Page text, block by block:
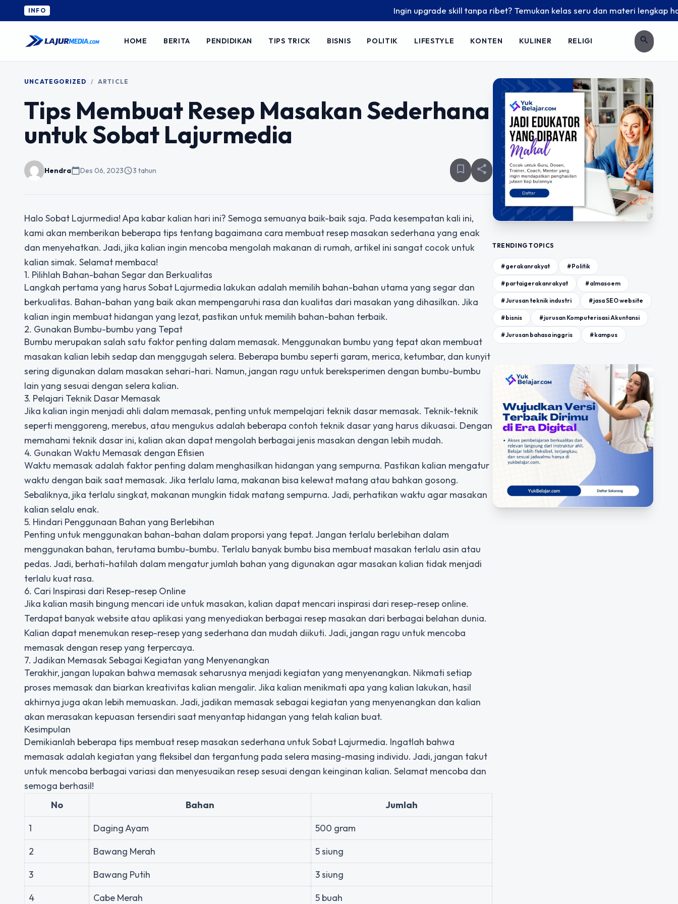
INFO Ingin upgrade skill tanpa ribet? Temukan kelas seru dan materi lengkap hanya
HOME BERITA PENDIDIKAN TIPS TRICK BISNIS POLITIK LIFESTYLE KONTEN KULINER RELIGI search
UNCATEGORIZED / ARTICLE
Tips Membuat Resep Masakan Sederhana
untuk Sobat Lajurmedia
Hendracalendar_todayDes 06, 2023schedule3 tahun bookmark_border share
Halo Sobat Lajurmedia! Apa kabar kalian hari ini? Semoga semuanya baik-baik saja. Pada kesempatan kali ini,
kami akan memberikan beberapa tips tentang bagaimana cara membuat resep masakan sederhana yang enak
dan menyehatkan. Jadi, jika kalian ingin mencoba mengolah makanan di rumah, artikel ini sangat cocok untuk
kalian simak. Selamat membaca!
1. Pilihlah Bahan-bahan Segar dan Berkualitas
Langkah pertama yang harus Sobat Lajurmedia lakukan adalah memilih bahan-bahan utama yang segar dan
berkualitas. Bahan-bahan yang baik akan mempengaruhi rasa dan kualitas dari masakan yang dihasilkan. Jika
kalian ingin membuat hidangan yang lezat, pastikan untuk memilih bahan-bahan terbaik.
2. Gunakan Bumbu-bumbu yang Tepat
Bumbu merupakan salah satu faktor penting dalam memasak. Menggunakan bumbu yang tepat akan membuat
masakan kalian lebih sedap dan menggugah selera. Beberapa bumbu seperti garam, merica, ketumbar, dan kunyit
sering digunakan dalam masakan sehari-hari. Namun, jangan ragu untuk bereksperimen dengan bumbu-bumbu
lain yang sesuai dengan selera kalian.
3. Pelajari Teknik Dasar Memasak
Jika kalian ingin menjadi ahli dalam memasak, penting untuk mempelajari teknik dasar memasak. Teknik-teknik
seperti menggoreng, merebus, atau mengukus adalah beberapa contoh teknik dasar yang harus dikuasai. Dengan
memahami teknik dasar ini, kalian akan dapat mengolah berbagai jenis masakan dengan lebih mudah.
4. Gunakan Waktu Memasak dengan Efisien
Waktu memasak adalah faktor penting dalam menghasilkan hidangan yang sempurna. Pastikan kalian mengatur
waktu dengan baik saat memasak. Jika terlalu lama, makanan bisa kelewat matang atau bahkan gosong.
Sebaliknya, jika terlalu singkat, makanan mungkin tidak matang sempurna. Jadi, perhatikan waktu agar masakan
kalian selalu enak.
5. Hindari Penggunaan Bahan yang Berlebihan
Penting untuk menggunakan bahan-bahan dalam proporsi yang tepat. Jangan terlalu berlebihan dalam
menggunakan bahan, terutama bumbu-bumbu. Terlalu banyak bumbu bisa membuat masakan terlalu asin atau
pedas. Jadi, berhati-hatilah dalam mengatur jumlah bahan yang digunakan agar masakan kalian tidak menjadi
terlalu kuat rasa.
6. Cari Inspirasi dari Resep-resep Online
Jika kalian masih bingung mencari ide untuk masakan, kalian dapat mencari inspirasi dari resep-resep online.
Terdapat banyak website atau aplikasi yang menyediakan berbagai resep masakan dari berbagai belahan dunia.
Kalian dapat menemukan resep-resep yang sederhana dan mudah diikuti. Jadi, jangan ragu untuk mencoba
memasak dengan resep yang terpercaya.
7. Jadikan Memasak Sebagai Kegiatan yang Menyenangkan
Terakhir, jangan lupakan bahwa memasak seharusnya menjadi kegiatan yang menyenangkan. Nikmati setiap
proses memasak dan biarkan kreativitas kalian mengalir. Jika kalian menikmati apa yang kalian lakukan, hasil
akhirnya juga akan lebih memuaskan. Jadi, jadikan memasak sebagai kegiatan yang menyenangkan dan kalian
akan merasakan kepuasan tersendiri saat menyantap hidangan yang telah kalian buat.
Kesimpulan
Demikianlah beberapa tips membuat resep masakan sederhana untuk Sobat Lajurmedia. Ingatlah bahwa
memasak adalah kegiatan yang fleksibel dan tergantung pada selera masing-masing individu. Jadi, jangan takut
untuk mencoba berbagai variasi dan menyesuaikan resep sesuai dengan keinginan kalian. Selamat mencoba dan
semoga berhasil!
No
Bahan
Jumlah
1
Daging Ayam
500 gram
2
Bawang Merah
5 siung
3
Bawang Putih
3 siung
4
Cabe Merah
5 buah
TRENDING TOPICS
#gerakanrakyat #Politik
#partaigerakanrakyat #almasoem
#Jurusan teknik industri #jasa SEO website
#bisnis #jurusan Komputerisasi Akuntansi
#Jurusan bahasa inggris #kampus